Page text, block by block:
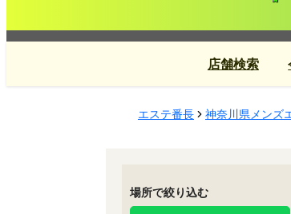
店舗検索
エステ番長 神奈川県メンズ
場所で絞り込む